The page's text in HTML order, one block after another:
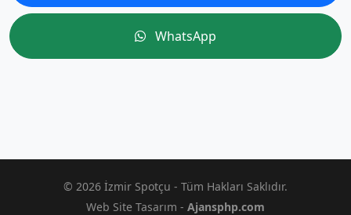
WhatsApp
© 2026 İzmir Spotçu - Tüm Hakları Saklıdır.
Web Site Tasarım - Ajansphp.com